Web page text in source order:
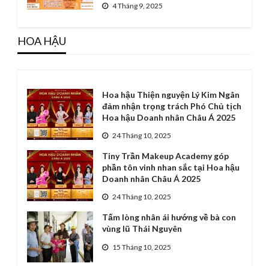
4 Tháng 9, 2025
HOA HẬU
Hoa hậu Thiện nguyện Lý Kim Ngân
đảm nhận trọng trách Phó Chủ tịch
Hoa hậu Doanh nhân Châu Á 2025
24 Tháng 10, 2025
Tiny Trần Makeup Academy góp
phần tôn vinh nhan sắc tại Hoa hậu
Doanh nhân Châu Á 2025
24 Tháng 10, 2025
Tấm lòng nhân ái hướng về bà con
vùng lũ Thái Nguyên
15 Tháng 10, 2025